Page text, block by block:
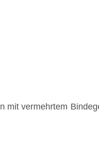
mit vermehrtem